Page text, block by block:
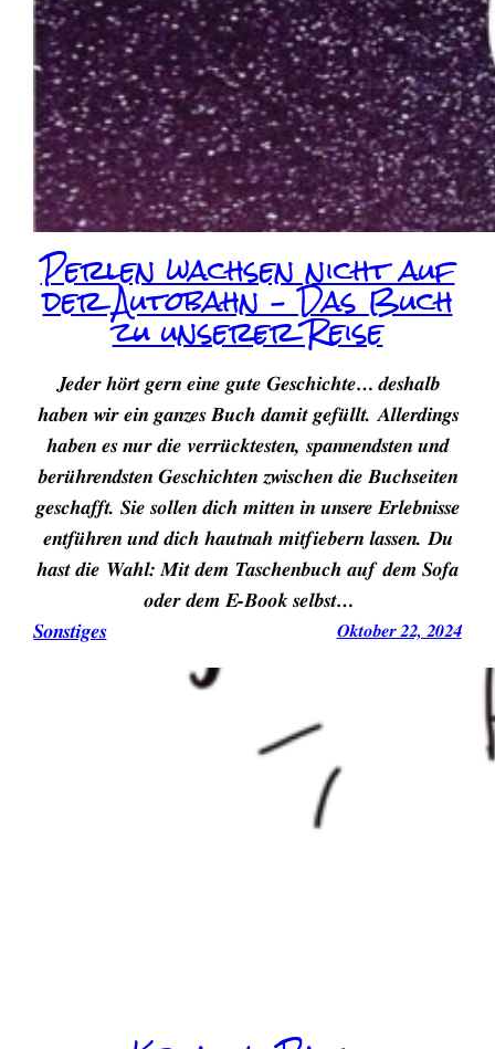
Perlen wachsen nicht auf
der Autobahn – Das Buch
zu unserer Reise
Jeder hört gern eine gute Geschichte… deshalb
haben wir ein ganzes Buch damit gefüllt. Allerdings
haben es nur die verrücktesten, spannendsten und
berührendsten Geschichten zwischen die Buchseiten
geschafft. Sie sollen dich mitten in unsere Erlebnisse
entführen und dich hautnah mitfiebern lassen. Du
hast die Wahl: Mit dem Taschenbuch auf dem Sofa
oder dem E-Book selbst…
Sonstiges
Oktober 22, 2024